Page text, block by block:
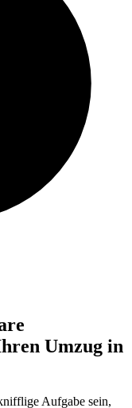
Umzug in
Aufgabe sein,